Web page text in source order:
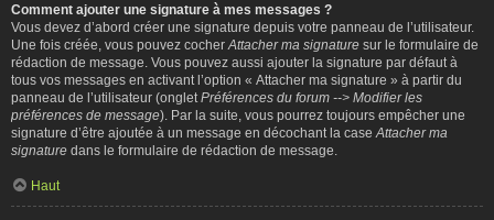
Comment ajouter une signature à mes messages ?
Vous devez d’abord créer une signature depuis votre panneau de l’utilisateur.
Une fois créée, vous pouvez cocher Attacher ma signature sur le formulaire de
rédaction de message. Vous pouvez aussi ajouter la signature par défaut à
tous vos messages en activant l’option « Attacher ma signature » à partir du
panneau de l’utilisateur (onglet Préférences du forum --> Modifier les
préférences de message). Par la suite, vous pourrez toujours empêcher une
signature d’être ajoutée à un message en décochant la case Attacher ma
signature dans le formulaire de rédaction de message.
Haut